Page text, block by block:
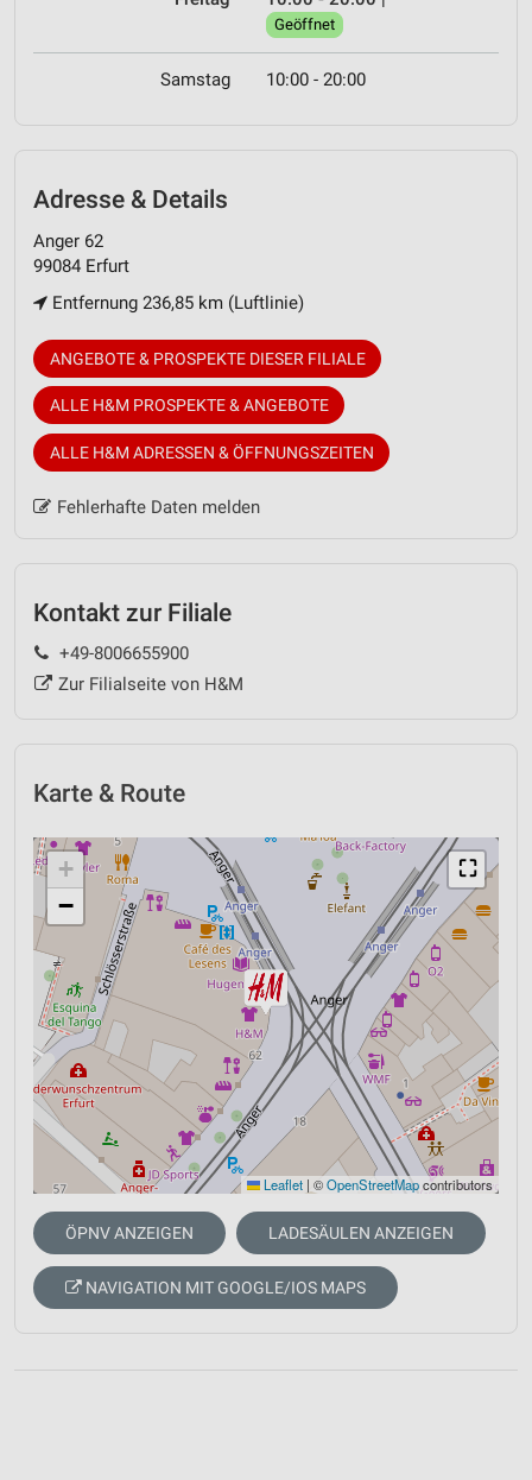
Geöffnet
Samstag 10:00 - 20:00
Adresse & Details
Anger 62
99084 Erfurt
Entfernung 236,85 km (Luftlinie)
ANGEBOTE & PROSPEKTE DIESER FILIALE
ALLE H&M PROSPEKTE & ANGEBOTE
ALLE H&M ADRESSEN & ÖFFNUNGSZEITEN
Fehlerhafte Daten melden
Kontakt zur Filiale
+49-8006655900
Zur Filialseite von H&M
Karte & Route
⛶
+
−
Leaflet | ©OpenStreetMapcontributors
ÖPNV ANZEIGEN LADESÄULEN ANZEIGEN
NAVIGATION MIT GOOGLE/IOS MAPS